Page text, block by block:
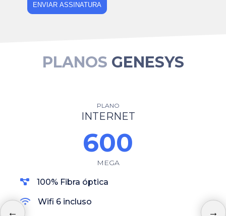
ENVIAR ASSINATURA
PLANOS GENESYS
PLANO
INTERNET
600
MEGA
100% Fibra óptica
Wifi 6 incluso